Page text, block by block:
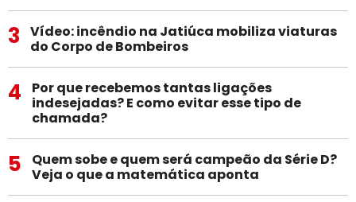
3
Vídeo: incêndio na Jatiúca mobiliza viaturas
do Corpo de Bombeiros
4
Por que recebemos tantas ligações
indesejadas? E como evitar esse tipo de
chamada?
5
Quem sobe e quem será campeão da Série D?
Veja o que a matemática aponta